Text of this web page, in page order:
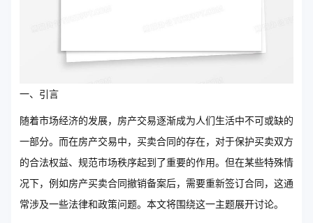
一、引言
随着市场经济的发展，房产交易逐渐成为人们生活中不可或缺的
一部分。而在房产交易中，买卖合同的存在，对于保护买卖双方
的合法权益、规范市场秩序起到了重要的作用。但在某些特殊情
况下，例如房产买卖合同撤销备案后，需要重新签订合同，这通
常涉及一些法律和政策问题。本文将围绕这一主题展开讨论。